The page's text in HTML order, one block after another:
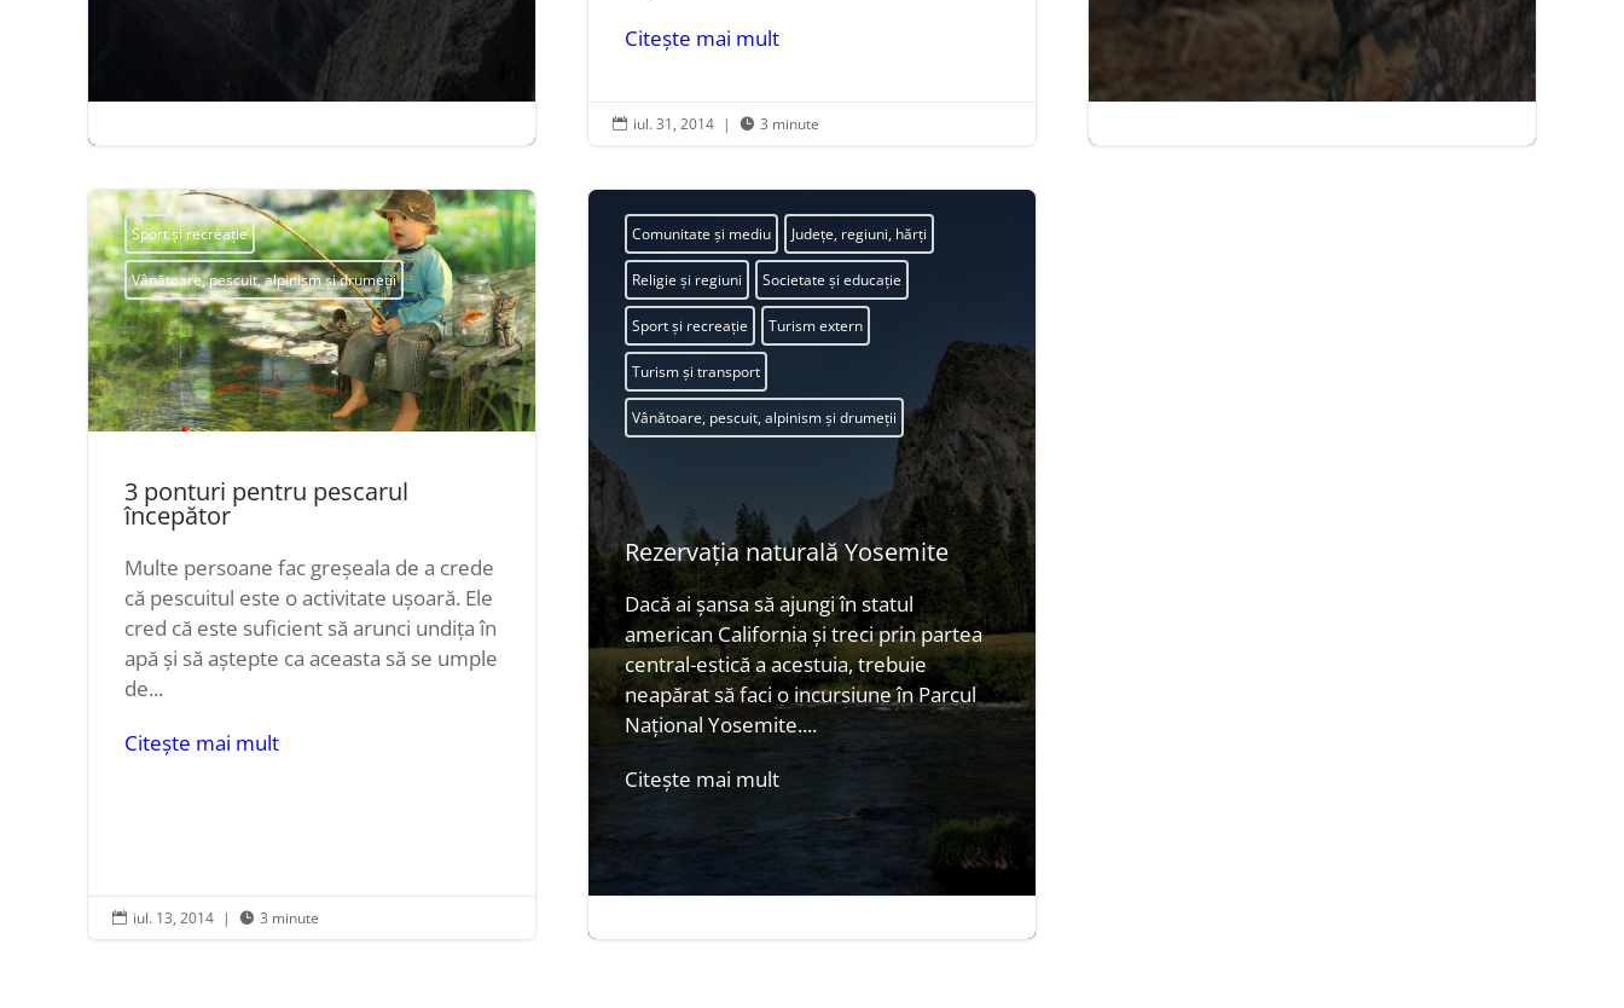
Citește mai mult
 iul. 31, 2014 |  3 minute
Sport și recreație
Vânătoare, pescuit, alpinism și drumeții
3 ponturi pentru pescarul
începător
Multe persoane fac greșeala de a crede
că pescuitul este o activitate ușoară. Ele
cred că este suficient să arunci undița în
apă și să aștepte ca aceasta să se umple
de...
Citește mai mult
 iul. 13, 2014 |  3 minute
Comunitate și mediu Județe, regiuni, hărți
Religie și regiuni Societate și educație
Sport și recreație Turism extern
Turism și transport
Vânătoare, pescuit, alpinism și drumeții
Rezervația naturală Yosemite
Dacă ai șansa să ajungi în statul
american California și treci prin partea
central-estică a acestuia, trebuie
neapărat să faci o incursiune în Parcul
Național Yosemite....
Citește mai mult